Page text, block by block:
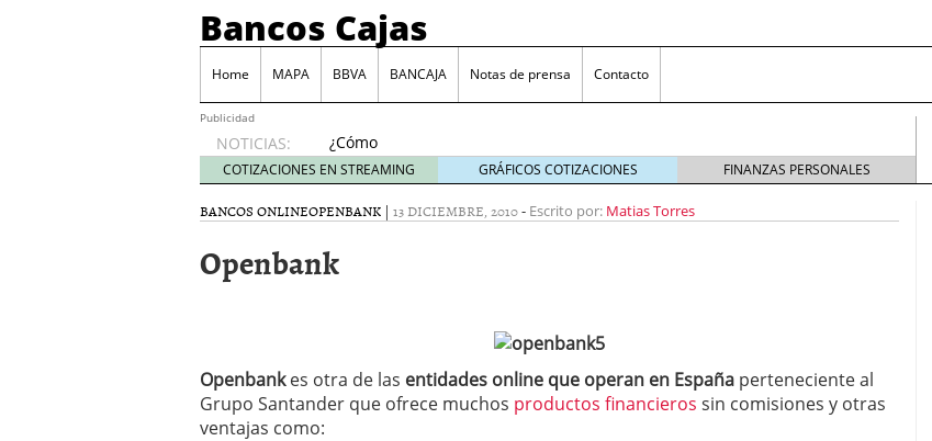
Bancos Cajas
Home MAPA BBVA BANCAJA Notas de prensa Contacto
Publicidad
NOTICIAS:
¿Cómo
podemos
reclamar
a los
las
comisiones
Tarjeta Visa Prepago de NovaGalicia Banco mayo 23, 2014
Las principales comisiones bancarias mayo 19, 2014
Juego BBVA, una forma de hacer ganar a los clientes
COTIZACIONES EN STREAMING GRÁFICOS COTIZACIONES FINANZAS PERSONALES
BANCOS ONLINEOPENBANK | 13 DICIEMBRE, 2010- Escrito por: Matias Torres
Openbank
Openbankes otra de las entidades online que operan en España perteneciente al
Grupo Santander que ofrece muchos productos financieros sin comisiones y otras
ventajas como: